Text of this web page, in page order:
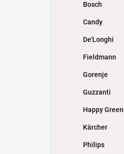
Bosch
Candy
De'Longhi
Fieldmann
Gorenje
Guzzanti
Happy Green
Kärcher
Philips